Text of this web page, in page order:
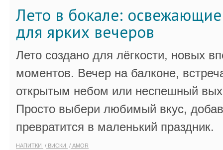
Лето в бокале:
для ярких вечеров
Лето создано для лёгкости, новых
моментов. Вечер на балконе,
открытым небом или неспешный
Просто выбери любимый вкус,
превратится в маленький праздник.
НАПИТКИ ВИСКИ AMOR